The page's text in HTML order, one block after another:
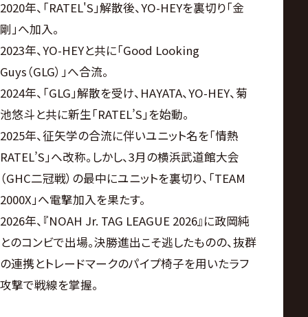
2020年、「RATEL'S」解散後、YO-HEYを裏切り「金
剛」へ加入。
2023年、YO-HEYと共に「Good Looking
Guys（GLG）」へ合流。
2024年、「GLG」解散を受け、HAYATA、YO-HEY、菊
池悠斗と共に新生「RATEL’S」を始動。
2025年、征矢学の合流に伴いユニット名を「情熱
RATEL’S」へ改称。しかし、3月の横浜武道館大会
（GHC二冠戦）の最中にユニットを裏切り、「TEAM
2000X」へ電撃加入を果たす。
2026年、『NOAH Jr. TAG LEAGUE 2026』に政岡純
とのコンビで出場。決勝進出こそ逃したものの、抜群
の連携とトレードマークのパイプ椅子を用いたラフ
攻撃で戦線を掌握。